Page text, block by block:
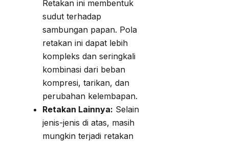
Retakan ini membentuk
sudut terhadap
sambungan papan. Pola
retakan ini dapat lebih
kompleks dan seringkali
kombinasi dari beban
kompresi, tarikan, dan
perubahan kelembapan.
Retakan Lainnya: Selain
jenis-jenis di atas, masih
mungkin terjadi retakan